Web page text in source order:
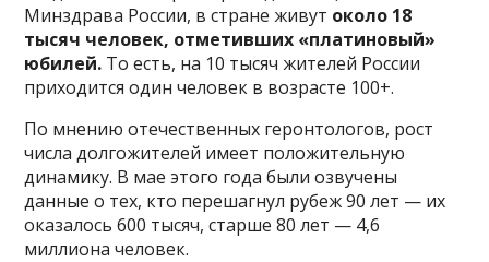
Минздрава России, в стране живут около 18
тысяч человек, отметивших «платиновый»
юбилей. То есть, на 10 тысяч жителей России
приходится один человек в возрасте 100+.
По мнению отечественных геронтологов, рост
числа долгожителей имеет положительную
динамику. В мае этого года были озвучены
данные о тех, кто перешагнул рубеж 90 лет — их
оказалось 600 тысяч, старше 80 лет — 4,6
миллиона человек.